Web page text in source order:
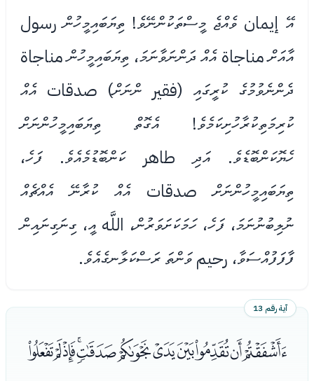
އޭ إيمان ވެއްޖެ މީސްތަކުންނޭވެ! ތިޔަބައިމީހުން رسول
އާއަށް مناجاة އެއް ދަންނަވާނަމަ، ތިޔަބައިމީހުން مناجاة
ދެންނެވުމުގެ ކުރީގައި (فقير ންނަށް) صدقات އެއް
ކުރިމަތިކުރާހުށިކަމެވެ! އެގޮތް ތިޔަބައިމީހުންނަށް
ހެޔޮކަންބޮޑެވެ. އަދި طاهر ކަންބޮޑުމެއެވެ. ފަހެ،
ތިޔަބައިމީހުންނަށް صدقات އެއް ކުރާނޭ އެއްޗެއް
ނުލިބުނުނަމަ، ފަހެ، ހަމަކަށަވަރުން، اللَّه އީ، ގިނަގިނައިން
ފާފަފުއްސަވާ، رحيم ވަންތަ ރަސްކަލާނގެއެވެ.
آية رقم 13
ﭪﭫﭬﭭﭮﭯﭰﭱﭲﭳﭴ